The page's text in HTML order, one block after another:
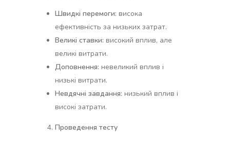
Швидкі перемоги: висока
ефективність за низьких затрат.
Великі ставки: високий вплив, але
великі витрати.
Доповнення: невеликий вплив і
низькі витрати.
Невдячні завдання: низький вплив і
високі затрати.
Проведення тесту